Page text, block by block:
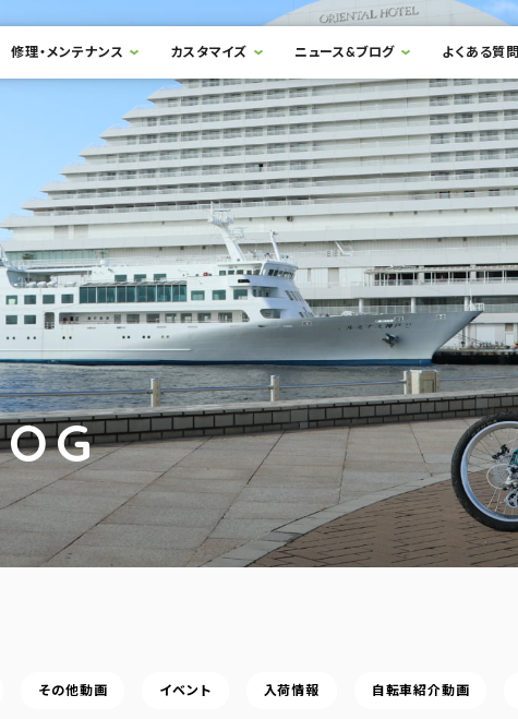
修理・メンテナンス カスタマイズ ニュース&ブログ よくある質問
その他動画 イベント 入荷情報 自転車紹介動画